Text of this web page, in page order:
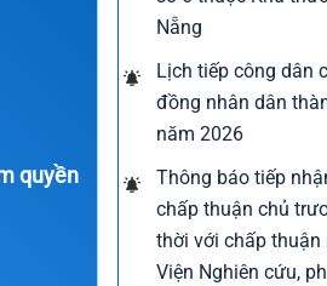
tư hơn
tầng
quyền
Nẵng
Lịch tiếp công dân
đồng nhân dân
năm 2026
Thông báo tiếp
chấp thuận chủ
thời với chấp
Viện Nghiên cứu,